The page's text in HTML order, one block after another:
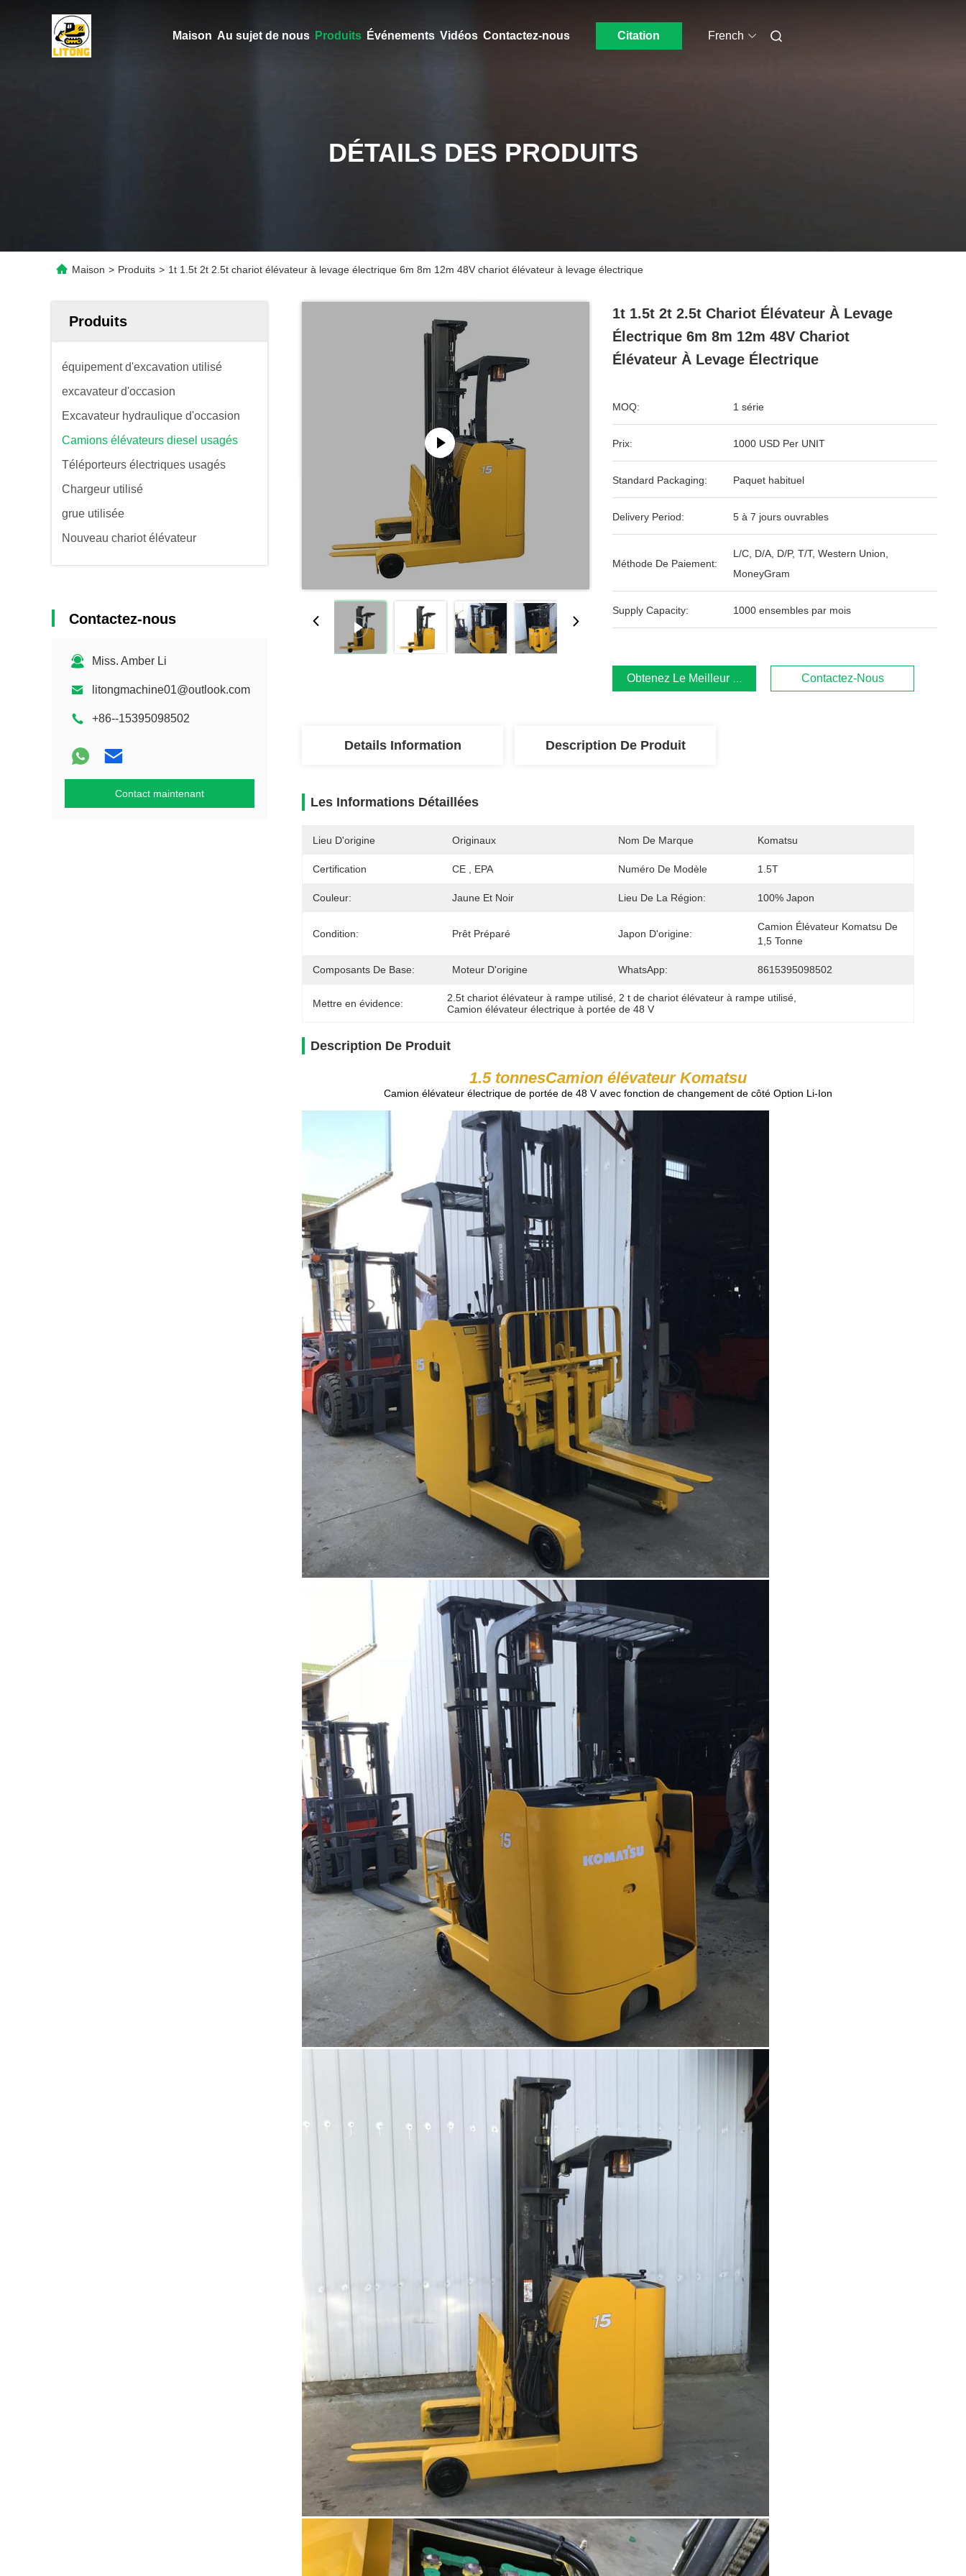
Maison Au sujet de nous Produits Événements Vidéos Contactez-nous Citation French
DÉTAILS DES PRODUITS
Maison > Produits > 1t 1.5t 2t 2.5t chariot élévateur à levage électrique 6m 8m 12m 48V chariot élévateur à levage électrique
Produits
équipement d'excavation utilisé
excavateur d'occasion
Excavateur hydraulique d'occasion
Camions élévateurs diesel usagés
Téléporteurs électriques usagés
Chargeur utilisé
grue utilisée
Nouveau chariot élévateur
Contactez-nous
Miss. Amber Li
litongmachine01@outlook.com
+86--15395098502
Contact maintenant
1t 1.5t 2t 2.5t Chariot Élévateur À Levage
Électrique 6m 8m 12m 48V Chariot
Élévateur À Levage Électrique
MOQ: 1 série
Prix: 1000 USD Per UNIT
Standard Packaging: Paquet habituel
Delivery Period: 5 à 7 jours ouvrables
Méthode De Paiement:
L/C, D/A, D/P, T/T, Western Union,
MoneyGram
Supply Capacity: 1000 ensembles par mois
Obtenez Le Meilleur Prix Contactez-Nous
Details Information Description De Produit
Les Informations Détaillées
Lieu D'origine Originaux Nom De Marque Komatsu
Certification CE , EPA Numéro De Modèle 1.5T
Couleur: Jaune Et Noir Lieu De La Région: 100% Japon
Condition: Prêt Préparé Japon D'origine:
Camion Élévateur Komatsu De
1,5 Tonne
Composants De Base: Moteur D'origine WhatsApp: 8615395098502
Mettre en évidence: 2.5t chariot élévateur à rampe utilisé 2 t de chariot élévateur à rampe utilisé
Camion élévateur électrique à portée de 48 V
Description De Produit
1.5 tonnesCamion élévateur Komatsu
Camion élévateur électrique de portée de 48 V avec fonction de changement de côté Option Li-Ion